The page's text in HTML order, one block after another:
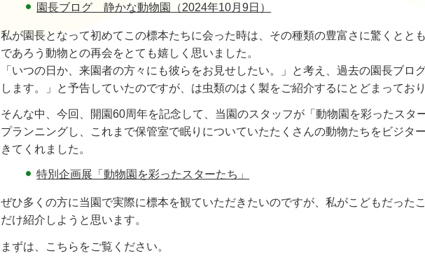
園長ブログ 静かな動物園（2024年10月9日）
私が園長となって初めてこの標本たちに会った時は、その種類の豊富さに驚くとと
であろう動物との再会をとても嬉しく思いました。
「いつの日か、来園者の方々にも彼らをお見せしたい。」と考え、過去の園長ブロ
します。」と予告していたのですが、は虫類のはく製をご紹介するにとどまっており
そんな中、今回、開園60周年を記念して、当園のスタッフが「動物園を彩ったスタ
プランニングし、これまで保管室で眠りについていたたくさんの動物たちをビジタ
きてくれました。
特別企画展「動物園を彩ったスターたち」
ぜひ多くの方に当園で実際に標本を観ていただきたいのですが、私がこどもだった
だけ紹介しようと思います。
まずは、こちらをご覧ください。